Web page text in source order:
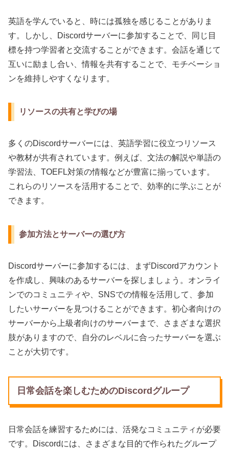
英語を学んでいると、時には孤独を感じることがありま
す。しかし、Discordサーバーに参加することで、同じ目
標を持つ学習者と交流することができます。会話を通じて
互いに励まし合い、情報を共有することで、モチベーショ
ンを維持しやすくなります。
リソースの共有と学びの場
多くのDiscordサーバーには、英語学習に役立つリソース
や教材が共有されています。例えば、文法の解説や単語の
学習法、TOEFL対策の情報などが豊富に揃っています。
これらのリソースを活用することで、効率的に学ぶことが
できます。
参加方法とサーバーの選び方
Discordサーバーに参加するには、まずDiscordアカウント
を作成し、興味のあるサーバーを探しましょう。オンライ
ンでのコミュニティや、SNSでの情報を活用して、参加
したいサーバーを見つけることができます。初心者向けの
サーバーから上級者向けのサーバーまで、さまざまな選択
肢がありますので、自分のレベルに合ったサーバーを選ぶ
ことが大切です。
日常会話を楽しむためのDiscordグループ
日常会話を練習するためには、活発なコミュニティが必要
です。Discordには、さまざまな目的で作られたグループ